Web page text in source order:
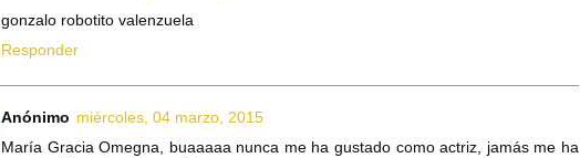
gonzalo robotito valenzuela
Responder
Anónimo miércoles, 04 marzo, 2015
María Gracia Omegna, buaaaaa nunca me ha gustado como actriz, jamás me ha